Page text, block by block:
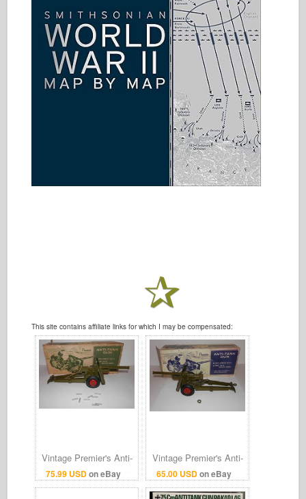
This site contains affiliate links for which I may be compensated:
75.99 USDon eBay
Vintage Premier's Anti-
Tank Gun with Missiles
and Box
65.00 USDon eBay
Vintage Premier's Anti-
Tank Gun with Box